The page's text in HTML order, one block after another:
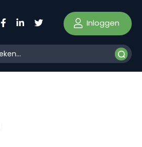
Inloggen